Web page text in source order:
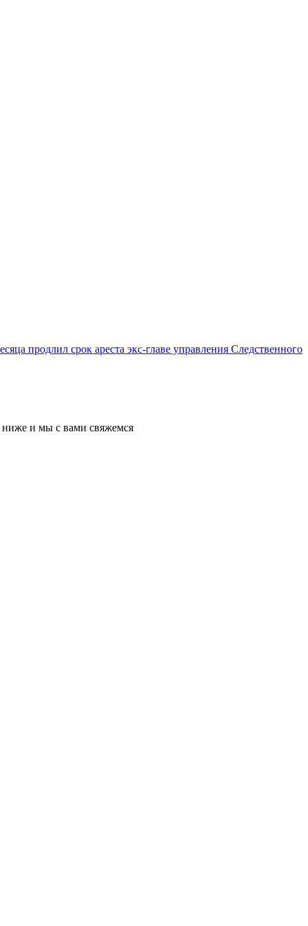
продлил срок ареста экс-главе управления Следственного
ниже и мы с вами свяжемся